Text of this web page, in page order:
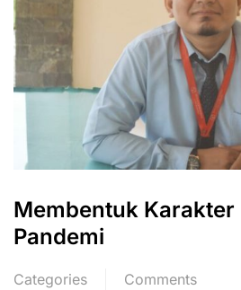
Membentuk Karakter
Pandemi
Categories
Comments